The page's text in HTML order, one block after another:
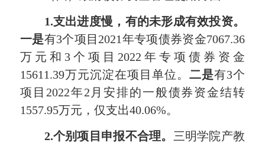
1.支出进度慢，有的未形成有效投资。
一是有3个项目2021年专项债券资金7067.36
万元和3个项目2022年专项债券资金
15611.39万元沉淀在项目单位。 二是有3个
项目2022年2月安排的一般债券资金结转
1557.95万元，仅支出40.06%。
2.个别项目申报不合理。 三明学院产教